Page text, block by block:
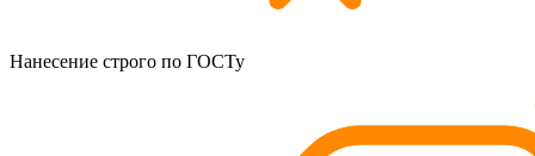
Нанесение строго по ГОСТу